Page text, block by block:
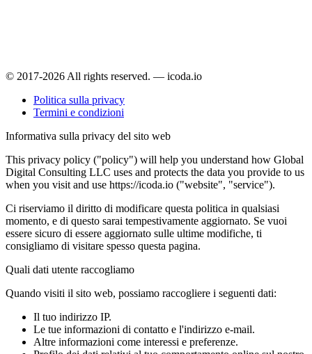
© 2017-2026 All rights reserved. — icoda.io
Politica sulla privacy
Termini e condizioni
Informativa sulla privacy del sito web
This privacy policy ("policy") will help you understand how Global
Digital Consulting LLC uses and protects the data you provide to us
when you visit and use https://icoda.io ("website", "service").
Ci riserviamo il diritto di modificare questa politica in qualsiasi
momento, e di questo sarai tempestivamente aggiornato. Se vuoi
essere sicuro di essere aggiornato sulle ultime modifiche, ti
consigliamo di visitare spesso questa pagina.
Quali dati utente raccogliamo
Quando visiti il sito web, possiamo raccogliere i seguenti dati:
Il tuo indirizzo IP.
Le tue informazioni di contatto e l'indirizzo e-mail.
Altre informazioni come interessi e preferenze.